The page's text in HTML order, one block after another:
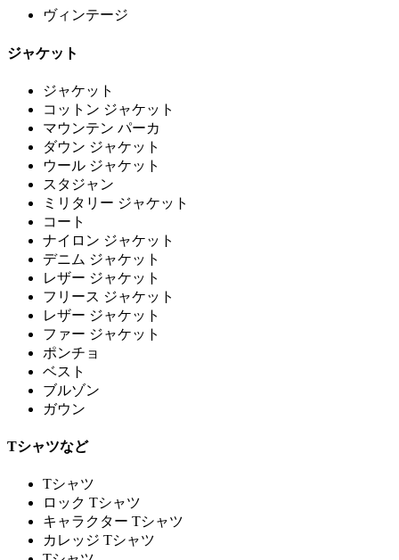
ヴィンテージ
ジャケット
ジャケット
コットン ジャケット
マウンテン パーカ
ダウン ジャケット
ウール ジャケット
スタジャン
ミリタリー ジャケット
コート
ナイロン ジャケット
デニム ジャケット
レザー ジャケット
フリース ジャケット
レザー ジャケット
ファー ジャケット
ポンチョ
ベスト
ブルゾン
ガウン
Tシャツなど
Tシャツ
ロック Tシャツ
キャラクター Tシャツ
カレッジ Tシャツ